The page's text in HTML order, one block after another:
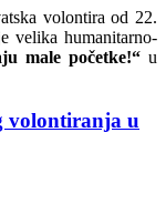
volontira od 22.
velika humanitarno-
male početke!“u
volontiranja u